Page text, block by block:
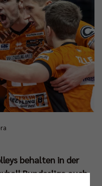
behalten in der
Bundesliga auch